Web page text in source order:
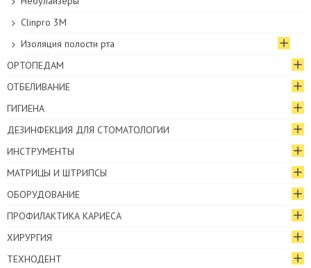
Clinpro 3M
Изоляция полости рта
ОРТОПЕДАМ
ОТБЕЛИВАНИЕ
ГИГИЕНА
ДЕЗИНФЕКЦИЯ ДЛЯ СТОМАТОЛОГИИ
ИНСТРУМЕНТЫ
МАТРИЦЫ И ШТРИПСЫ
ОБОРУДОВАНИЕ
ПРОФИЛАКТИКА КАРИЕСА
ХИРУРГИЯ
ТЕХНОДЕНТ